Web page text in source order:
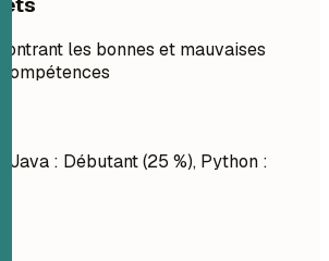
les bonnes et mauvaises
Java : Débutant (25 %), Python :